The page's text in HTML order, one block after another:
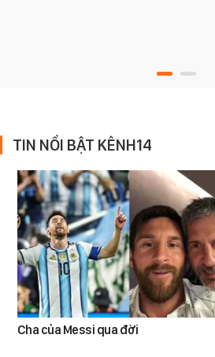
TIN NỔI BẬT KÊNH14
Cha của Messi qua đời